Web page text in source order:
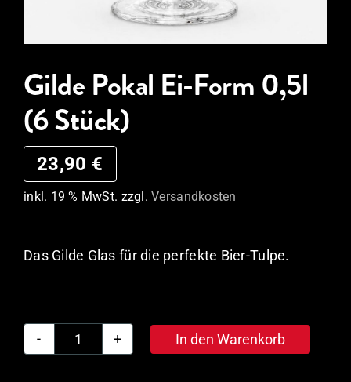
Gilde Pokal Ei-Form 0,5l
(6 Stück)
23,90 €
inkl. 19 % MwSt. zzgl.Versandkosten
Das Gilde Glas für die perfekte Bier-Tulpe.
Gilde
In den Warenkorb